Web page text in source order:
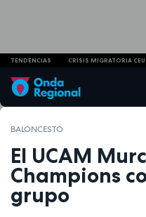
TENDENCIAS CRISIS MIGRATORIA
BALONCESTO
El UCAM
Champions
grupo